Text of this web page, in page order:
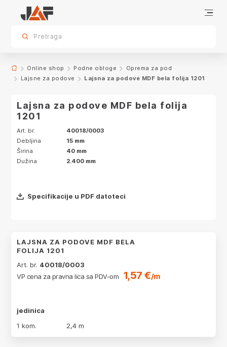
sr.skip-to.main-content
sr.skip-to.table-of-contents
sr.skip-to.main-navigation
Specifikacije
Pretraga
Online shop Podne obloge
Oprema za pod
Lajsne za podove
Lajsna za podove MDF bela folija 1201
Lajsna za podove MDF bela folija
1201
Art. br.
40018/0003
Debljina
15 mm
Širina
40 mm
Dužina
2.400 mm
Specifikacije u PDF datoteci
LAJSNA ZA PODOVE MDF BELA
FOLIJA 1201
Art. br. 40018/0003
VP cena za pravna lica sa PDV-om
1,57 €/m
jedinica
1 kom.
2,4 m